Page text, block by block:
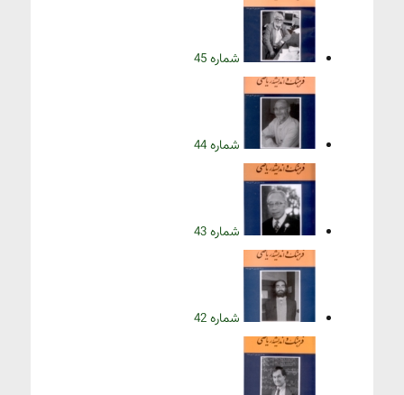
شماره 45
شماره 44
شماره 43
شماره 42